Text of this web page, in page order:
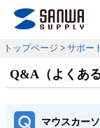
トップページ > サポー
Q&A（よくある
マウスカー